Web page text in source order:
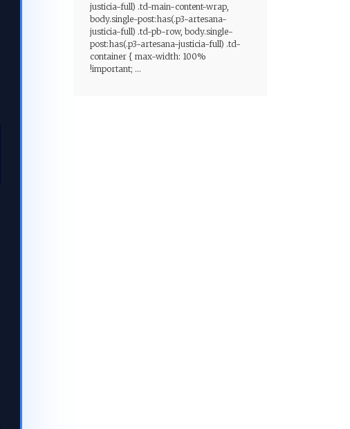
justicia-full) .td-main-content-wrap,
body.single-post:has(.p3-artesana-
justicia-full) .td-pb-row, body.single-
post:has(.p3-artesana-justicia-full) .td-
container { max-width: 100%
!important; ...